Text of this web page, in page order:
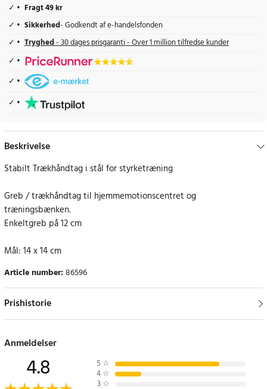
Fragt 49 kr
Sikkerhed- Godkendt af e-handelsfonden
Tryghed- 30 dages prisgaranti - Over 1 million tilfredse kunder
Beskrivelse
Stabilt Trækhåndtag i stål for styrketræning
Greb / trækhåndtag til hjemmemotionscentret og
træningsbænken.
Enkeltgreb på 12 cm
Mål: 14 x 14 cm
Article number:86596
Prishistorie
Anmeldelser
4.8 5 ☆
4 ☆
3 ☆